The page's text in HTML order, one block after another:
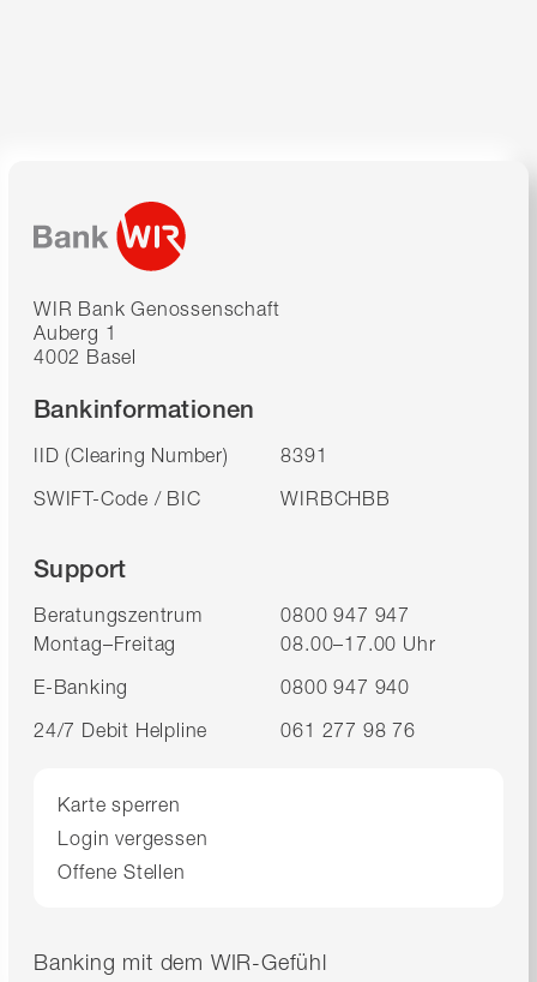
WIR Bank Genossenschaft
Auberg 1
4002 Basel
Bankinformationen
IID (Clearing Number)
8391
SWIFT-Code / BIC
WIRBCHBB
Support
Beratungszentrum
0800 947 947
Montag–Freitag
08.00–17.00 Uhr
E-Banking
0800 947 940
24/7 Debit Helpline
061 277 98 76
Karte sperren
Login vergessen
Offene Stellen
Banking mit dem WIR-Gefühl